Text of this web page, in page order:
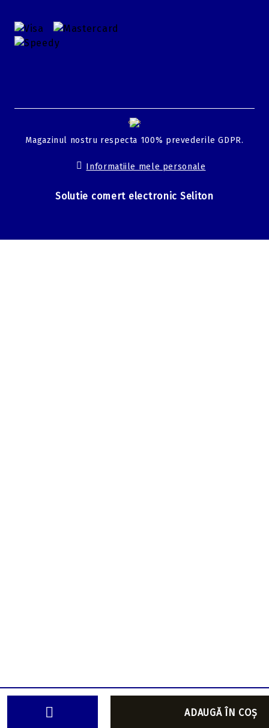
GDPR
Magazinul nostru respecta 100% prevederile GDPR.
Informatiile mele personale
Solutie comert electronic Seliton